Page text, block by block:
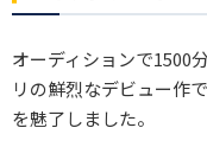
オーディションで1500
リの鮮烈なデビュー作
を魅了しました。